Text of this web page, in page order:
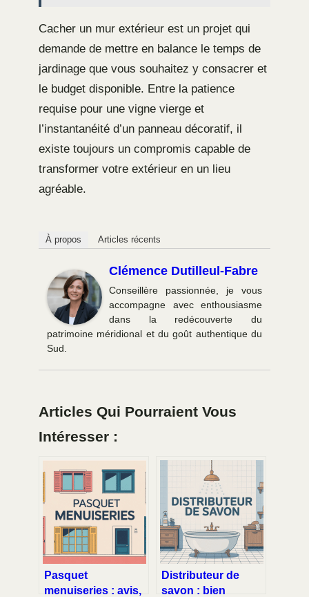
Cacher un mur extérieur est un projet qui
demande de mettre en balance le temps de
jardinage que vous souhaitez y consacrer et
le budget disponible. Entre la patience
requise pour une vigne vierge et
l’instantanéité d’un panneau décoratif, il
existe toujours un compromis capable de
transformer votre extérieur en un lieu
agréable.
À propos Articles récents
Clémence Dutilleul-Fabre
Conseillère passionnée, je vous
accompagne avec enthousiasme
dans la redécouverte du
patrimoine méridional et du goût authentique du
Sud.
Articles Qui Pourraient Vous
Intéresser :
Pasquet
menuiseries : avis,
Distributeur de
savon : bien